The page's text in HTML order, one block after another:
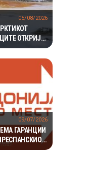
ОТКРИЈА
ОД 1,5
05/08/2026
ГАРАНЦИИ
09/07/2026